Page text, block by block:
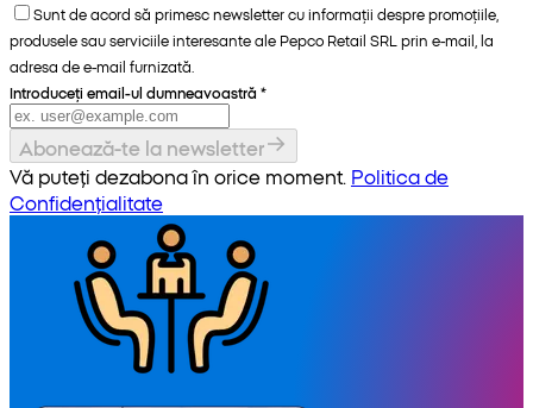
Sunt de acord să primesc newsletter cu informații despre promoțiile,
produsele sau serviciile interesante ale Pepco Retail SRL prin e-mail, la
adresa de e-mail furnizată.
Introduceți email-ul dumneavoastră *
Abonează-te la newsletter
Vă puteți dezabona în orice moment. Politica de
Confidențialitate